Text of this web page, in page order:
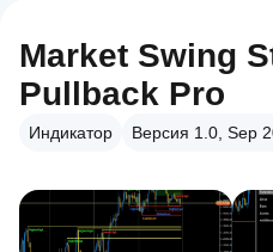
Market Swing
Pullback Pro
Индикатор Версия 1.0, Sep